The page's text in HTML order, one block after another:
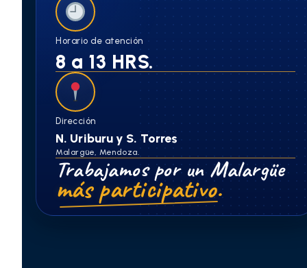
Horario de atención
8 a 13 HRS.
Dirección
N. Uriburu y S. Torres
Malargüe, Mendoza.
Trabajamos por un Malargüe
más participativo.